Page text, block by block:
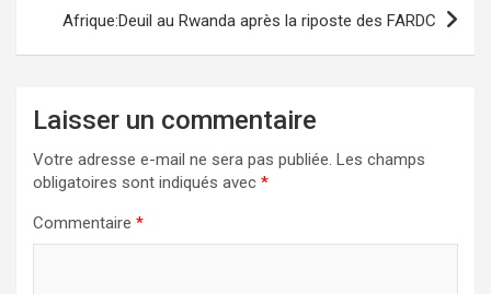
Afrique:Deuil au Rwanda après la riposte des FARDC
Laisser un commentaire
Votre adresse e-mail ne sera pas publiée. Les champs
obligatoires sont indiqués avec *
Commentaire *